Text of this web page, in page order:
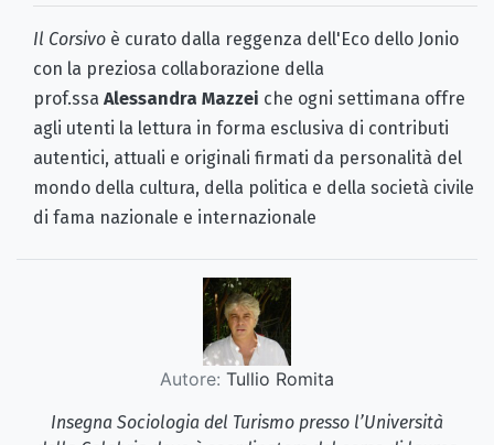
Il Corsivo è curato dalla reggenza dell'Eco dello Jonio
con la preziosa collaborazione della
prof.ssa Alessandra Mazzei che ogni settimana offre
agli utenti la lettura in forma esclusiva di contributi
autentici, attuali e originali firmati da personalità del
mondo della cultura, della politica e della società civile
di fama nazionale e internazionale
Autore: Tullio Romita
Insegna Sociologia del Turismo presso l’Università